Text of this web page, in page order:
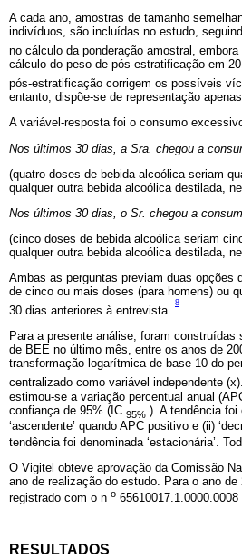
A cada ano, amostras de tamanho
indivíduos, são incluídas no estudo,
no cálculo da ponderação amostral,
cálculo do peso de pós-estratificação em
pós-estratificação corrigem os possíveis
entanto, dispõe-se de representação
A variável-resposta foi o consumo
Nos últimos 30 dias, a Sra. chegou a
(quatro doses de bebida alcoólica seriam
qualquer outra bebida alcoólica destilada,
Nos últimos 30 dias, o Sr. chegou a
(cinco doses de bebida alcoólica seriam
qualquer outra bebida alcoólica destilada,
Ambas as perguntas previam duas opções
de cinco ou mais doses (para homens) ou
30 dias anteriores à entrevista.
8
Para a presente análise, foram
de BEE no último mês, entre os anos de
transformação logarítmica de base 10 do
centralizado como variável independente
estimou-se a variação percentual anual
confiança de 95% (IC 95% ). A tendência foi
‘ascendente’ quando APC positivo e (ii)
tendência foi denominada ‘estacionária’.
O Vigitel obteve aprovação da Comissão
ano de realização do estudo. Para o ano
registrado com o n o 65610017.1.0000.0008
RESULTADOS